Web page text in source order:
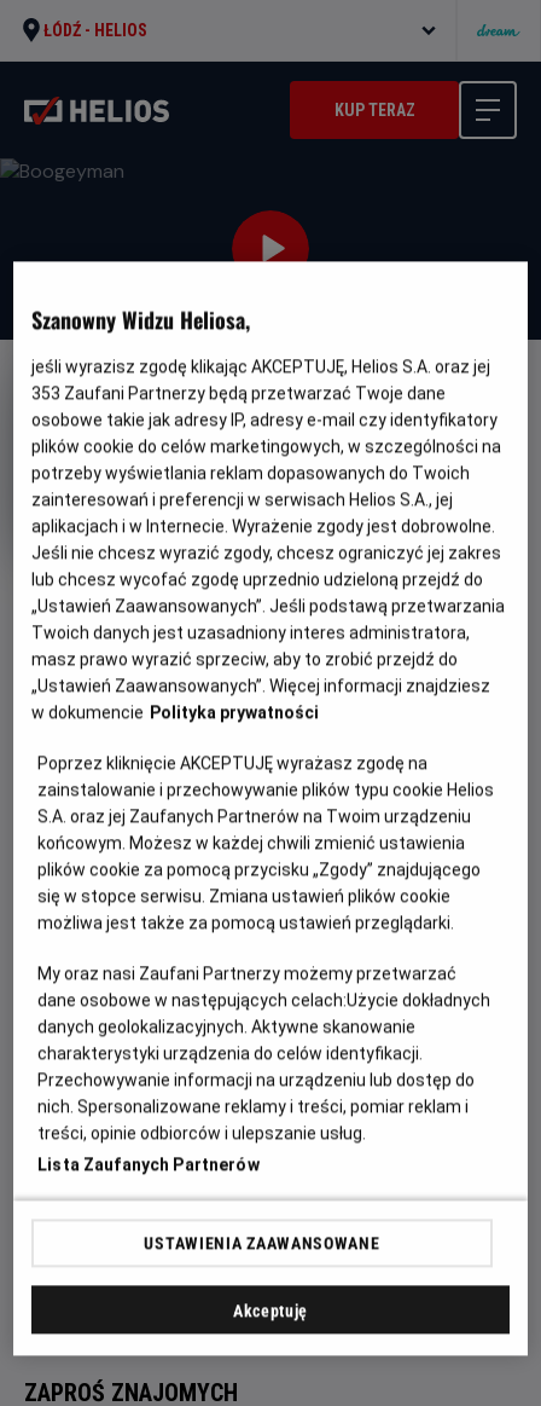
ŁÓDŹ - HELIOS
KUP TERAZ
NAPISY
OBSERWUJ
Boogeyman
Oryginalny
tytuł
The Boogeyman Gatunek
Horror
Minimalny
wiek
Od 15 lat
Czas
trwania
99 min
Kraj
i
rok
produkcji
Kanada, USA (2023)
PREMIERA
2 czerwca 2023
Rob Savage
Scott Beck, Bryan Woods,
Mark Heyman
OBSADA
Chris Messina, Sophie Thatcher, Marin Ireland
WIĘCEJ SZCZEGÓŁÓW
Uczennica szkoły średniej Sadie Harper i jej młodsza
siostra Sawyer przeżywają niedawną śmierć matki i nie
otrzymują wsparcia od ojca, Willa, terapeuty, który zmaga
się z własnym bólem. Kiedy zdesperowany pacjent
niespodziewanie pojawia się w ich domu szukając pomocy,
która żeruje na rodzinach i żywi się cierpieniem swoich
ofiar.
ZAPROŚ ZNAJOMYCH
Szanowny Widzu Heliosa,
jeśli wyrazisz zgodę klikając AKCEPTUJĘ, Helios S.A. oraz jej
353 Zaufani Partnerzy będą przetwarzać Twoje dane
osobowe takie jak adresy IP, adresy e-mail czy identyfikatory
plików cookie do celów marketingowych, w szczególności na
potrzeby wyświetlania reklam dopasowanych do Twoich
zainteresowań i preferencji w serwisach Helios S.A., jej
aplikacjach i w Internecie. Wyrażenie zgody jest dobrowolne.
Jeśli nie chcesz wyrazić zgody, chcesz ograniczyć jej zakres
lub chcesz wycofać zgodę uprzednio udzieloną przejdź do
„Ustawień Zaawansowanych”. Jeśli podstawą przetwarzania
Twoich danych jest uzasadniony interes administratora,
masz prawo wyrazić sprzeciw, aby to zrobić przejdź do
„Ustawień Zaawansowanych”. Więcej informacji znajdziesz
w dokumencie Polityka prywatności
Poprzez kliknięcie AKCEPTUJĘ wyrażasz zgodę na
zainstalowanie i przechowywanie plików typu cookie Helios
S.A. oraz jej Zaufanych Partnerów na Twoim urządzeniu
końcowym. Możesz w każdej chwili zmienić ustawienia
plików cookie za pomocą przycisku „Zgody” znajdującego
się w stopce serwisu. Zmiana ustawień plików cookie
możliwa jest także za pomocą ustawień przeglądarki.
My oraz nasi Zaufani Partnerzy możemy przetwarzać
dane osobowe w następujących celach:Użycie dokładnych
danych geolokalizacyjnych. Aktywne skanowanie
charakterystyki urządzenia do celów identyfikacji.
Przechowywanie informacji na urządzeniu lub dostęp do
nich. Spersonalizowane reklamy i treści, pomiar reklam i
treści, opinie odbiorców i ulepszanie usług.
Lista Zaufanych Partnerów
USTAWIENIA ZAAWANSOWANE
Akceptuję